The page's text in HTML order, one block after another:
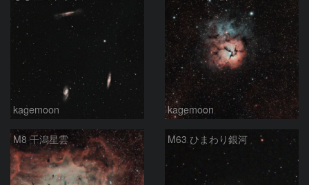
kagemoon kagemoon
M8 干潟星雲 M63 ひまわり銀河